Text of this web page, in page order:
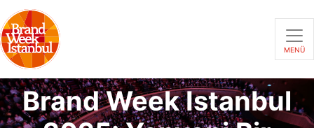
MENÜ
Brand Week Istanbul